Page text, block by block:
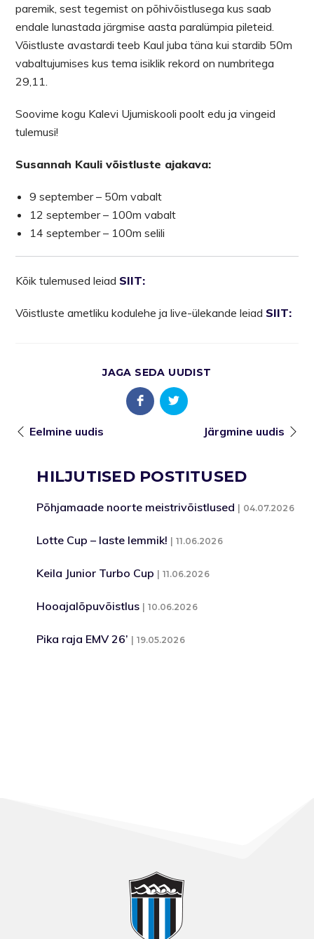
paremik, sest tegemist on põhivõistlusega kus saab
endale lunastada järgmise aasta paralümpia pileteid.
Võistluste avastardi teeb Kaul juba täna kui stardib 50m
vabaltujumises kus tema isiklik rekord on numbritega
29,11.
Soovime kogu Kalevi Ujumiskooli poolt edu ja vingeid
tulemusi!
Susannah Kauli võistluste ajakava:
9 september – 50m vabalt
12 september – 100m vabalt
14 september – 100m selili
Kõik tulemused leiad SIIT:
Võistluste ametliku kodulehe ja live-ülekande leiad SIIT:
JAGA SEDA UUDIST
Eelmine uudis Järgmine uudis
HILJUTISED POSTITUSED
Põhjamaade noorte meistrivõistlused 04.07.2026
Lotte Cup – laste lemmik! 11.06.2026
Keila Junior Turbo Cup 11.06.2026
Hooajalõpuvõistlus 10.06.2026
Pika raja EMV 26’ 19.05.2026